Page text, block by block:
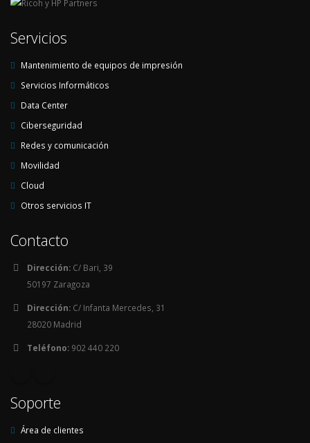
Servicios
Mantenimiento de equipos de impresión
Servicios Informáticos
Data Center
Ciberseguridad
Redes y comunicación
Movilidad
Cloud
Otros servicios IT
Contacto
Dirección: C/ Bari, 39
50197 Zaragoza
Dirección: C/ Infanta Mercedes, 31
28020 Madrid
Teléfono: 902 440 220
Soporte
Área de clientes